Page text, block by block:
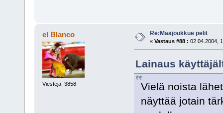
el Blanco
Viestejä: 3858
Re:Maajoukkue pelit
« Vastaus #88 : 02.04.2004,
Lainaus
Vielä noista
näyttää jotain